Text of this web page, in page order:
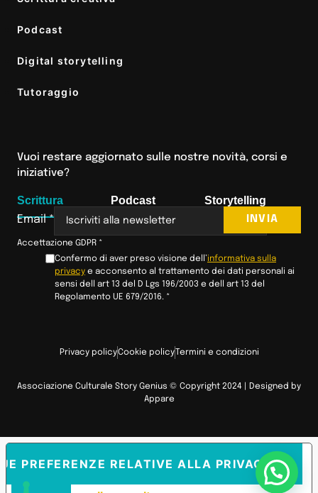
Podcast
Digital storytelling
Tutoraggio
Vuoi restare aggiornato sulle nostre novità, corsi e
iniziative?
Scrittura
Email*
Accettazione GDPR *
Confermo di aver preso visione dell’informativa sulla
privacy e acconsento al trattamento dei dati personali ai
sensi dell art 13 del D Lgs 196/2003 e dell art 13 del
Regolamento UE 679/2016. *
INVIA
Podcast Storytelling
Associazione Culturale Story Genius © Copyright 2024 | Designed by
Appare
Privacy policyCookie policy Termini e condizioni
PREFERENZE RELATIVE ALLA PRIVACY